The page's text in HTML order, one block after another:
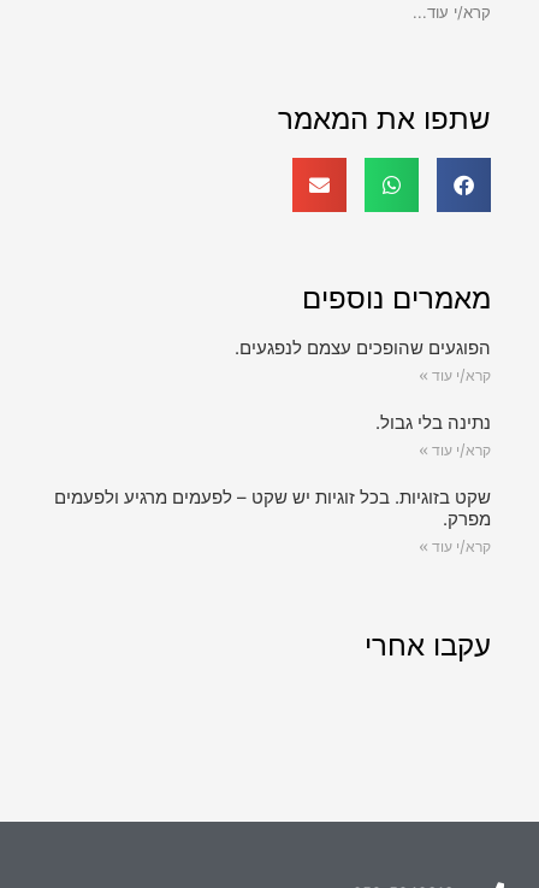
קרא/י עוד...
שתפו את המאמר
מאמרים נוספים
הפוגעים שהופכים עצמם לנפגעים.
קרא/י עוד »
נתינה בלי גבול.
קרא/י עוד »
שקט בזוגיות. בכל זוגיות יש שקט – לפעמים מרגיע ולפעמים
מפרק.
קרא/י עוד »
עקבו אחרי